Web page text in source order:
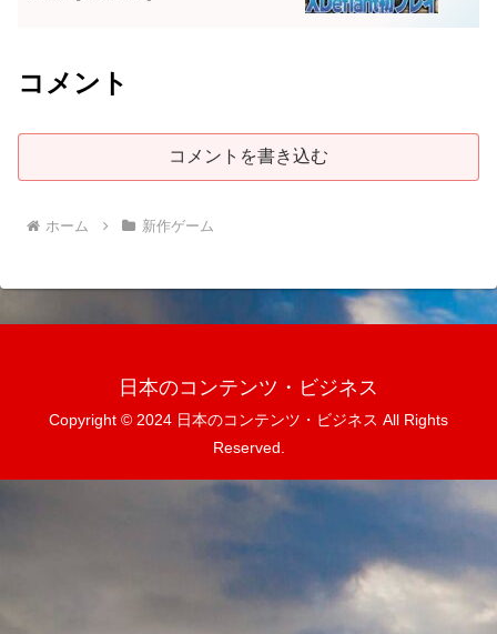
コメント
コメントを書き込む
ホーム 新作ゲーム
日本のコンテンツ・ビジネス
Copyright © 2024 日本のコンテンツ・ビジネス All Rights
Reserved.